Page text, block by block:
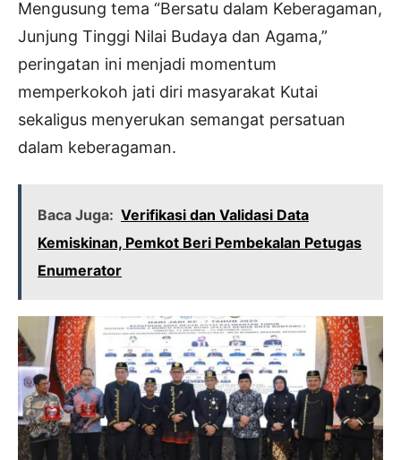
Mengusung tema “Bersatu dalam Keberagaman,
Junjung Tinggi Nilai Budaya dan Agama,”
peringatan ini menjadi momentum
memperkokoh jati diri masyarakat Kutai
sekaligus menyerukan semangat persatuan
dalam keberagaman.
Baca Juga: Verifikasi dan Validasi Data
Kemiskinan, Pemkot Beri Pembekalan Petugas
Enumerator